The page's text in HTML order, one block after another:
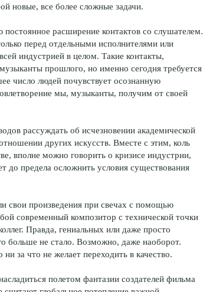
новые, все более сложные задачи.
расширение контактов со слушателем.
перед отдельными исполнителями или
индустрией в целом. Такие контакты,
прошлого, но именно сегодня требуется
число людей почувствует осознанную
мы, музыканты, получим от своей
рассуждать об исчезновении академической
других искусств. Вместе с этим, коль
вполне можно говорить о кризисе индустрии,
до предела осложнить условия существования
свои произведения при свечах с помощью
современный композитор с технической точки
Правда, гениальных или даже просто
больше не стало. Возможно, даже наоборот.
за что не желает переходить в качество.
полетом фантазии создателей фильма